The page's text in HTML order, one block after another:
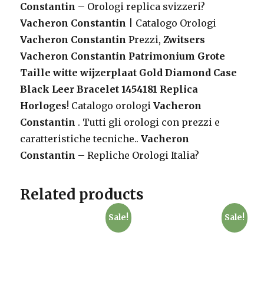
Constantin – Orologi replica svizzeri?
Vacheron Constantin | Catalogo Orologi
Vacheron Constantin Prezzi,Zwitsers
Vacheron Constantin Patrimonium Grote
Taille witte wijzerplaat Gold Diamond Case
Black Leer Bracelet 1454181 Replica
Horloges! Catalogo orologiVacheron
Constantin . Tutti gli orologi con prezzi e
caratteristiche tecniche..Vacheron
Constantin – Repliche Orologi Italia?
Related products
Sale! Sale!